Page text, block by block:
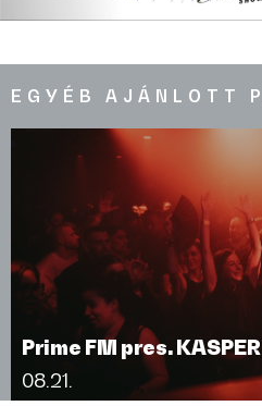
EGYÉB AJÁNLOTT
Prime FM pres.
08.21.